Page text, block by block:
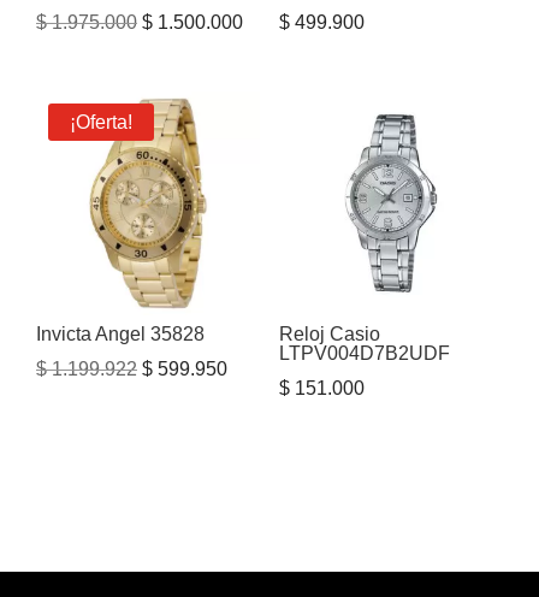
$1.975.000 El
era:
$ 1.975.000.
$ 1.500.000El
$499.900
¡Oferta!
Invicta Angel 35828
$1.199.922 El
$ 599.950El
Reloj Casio
LTPV004D7B2UDF
$151.000